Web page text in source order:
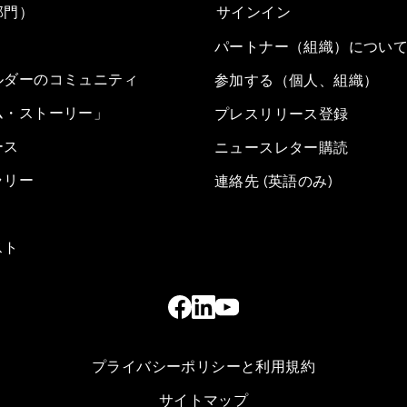
）
ーのコミュニティ
ストーリー」
リー
サインイン
パートナー（組織）につい
参加する（個人、組織）
プレスリリース登録
ニュースレター購読
連絡先 (英語のみ)
プライバシーポリシーと利用規約
サイトマップ